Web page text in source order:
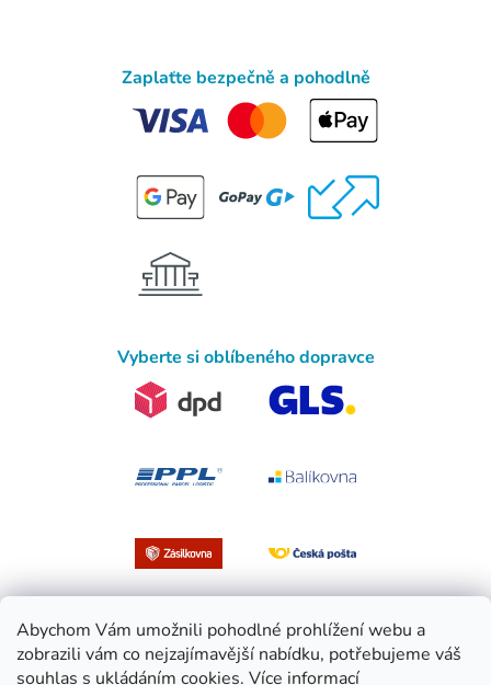
Abychom Vám umožnili pohodlné prohlížení webu a
zobrazili vám co nejzajímavější nabídku, potřebujeme váš
souhlas s ukládáním cookies. Více informací
Zaplaťte bezpečně a pohodlně
Vyberte si oblíbeného dopravce